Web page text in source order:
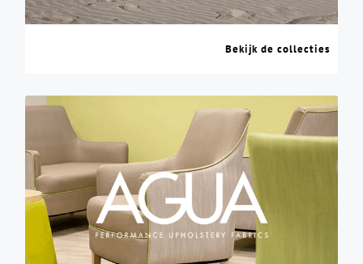
Bekijk de collecties